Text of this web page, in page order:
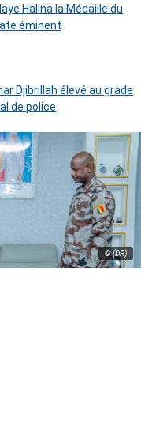
Halina la Médaille du
éminent
Djibrillah élevé au grade
de police
© (DR)